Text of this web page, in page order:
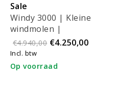
Sale
Windy 3000 | Kleine
windmolen |
Windturbine
€4.940,00 €4.250,00
Incl. btw
Op voorraad